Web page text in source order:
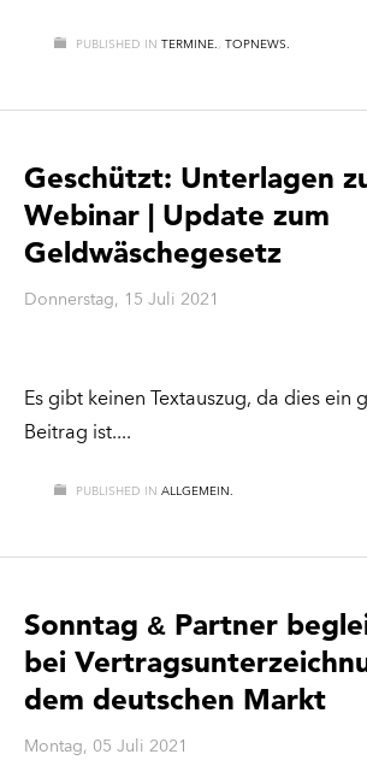
PUBLISHED IN TERMINE. , TOPNEWS.
Geschützt: Unterlagen
Webinar | Update zum
Geldwäschegesetz
Donnerstag, 15 Juli 2021
Es gibt keinen Textauszug, da dies ein
Beitrag ist.
PUBLISHED IN ALLGEMEIN.
Sonntag & Partner
bei
dem deutschen Markt
Montag, 05 Juli 2021